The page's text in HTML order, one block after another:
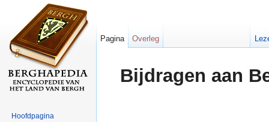
Bijdragen aan
Pagina Overleg
Hoofdpagina